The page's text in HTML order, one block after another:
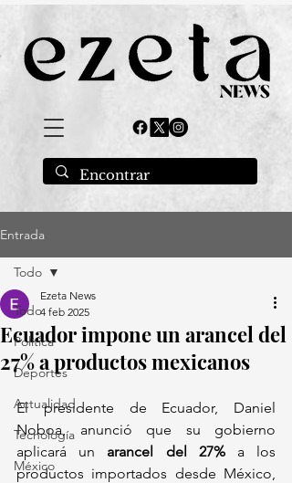
Entrada
Todo
Política
Deportes
Actualidad
Tecnología
México
Todo
Ecuador impone un arancel del
27% a productos mexicanos
Ezeta News
4 feb 2025
El presidente de Ecuador, Daniel
Noboa, anunció que su gobierno
aplicará un arancel del 27% a los
productos importados desde México,